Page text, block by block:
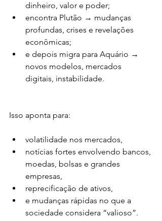
dinheiro, valor e poder;
encontra Plutão → mudanças
profundas, crises e revelações
econômicas;
e depois migra para Aquário →
novos modelos, mercados
digitais, instabilidade.
Isso aponta para:
volatilidade nos mercados,
notícias fortes envolvendo bancos,
moedas, bolsas e grandes
empresas,
reprecificação de ativos,
e mudanças rápidas no que a
sociedade considera “valioso”.